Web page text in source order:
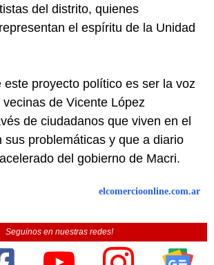
del distrito, quienes
el espíritu de la Unidad
este proyecto político es ser la voz
de Vicente López
de ciudadanos que viven en el
sus problemáticas y que a diario
del gobierno de Macri.
elcomercioonline.com.ar
Seguinos en nuestras redes!